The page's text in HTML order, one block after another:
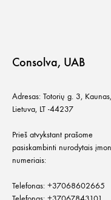
Consolva, UAB
Adresas: Totorių g. 3, Kaunas,
Lietuva, LT -44237
Prieš atvykstant prašome
pasiskambinti nurodytais
numeriais:
Telefonas: +37068602665